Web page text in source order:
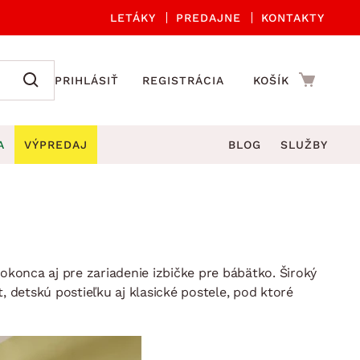
LETÁKY PREDAJNE KONTAKTY
PRIHLÁSIŤ REGISTRÁCIA KOŠÍK
Kúpeľňové doplnky
Záhradné doplnky
stoly
lehátka
VÝPREDAJ BLOG SLUŽBY
aj pre zariadenie izbičke pre bábätko. Široký
detskú postieľku aj klasické postele, pod ktoré